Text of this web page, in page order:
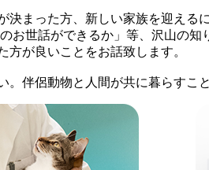
まった方、新しい家族を迎え
お世話ができるか」等、沢山の
が良いことをお話致します。
伴侶動物と人間が共に暮らす